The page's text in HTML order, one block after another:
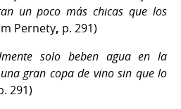
un poco más chicas que los
Pernety, p. 291)
solo beben agua en la
gran copa de vino sin que lo
291)